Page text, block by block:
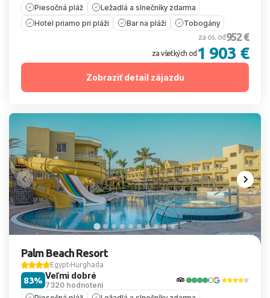
Piesočná pláž
Ležadlá a slnečníky zdarma
Hotel priamo pri pláži
Bar na pláži Tobogány
za os. od 952 €
za všetkých od 1 903 €
Zobraziť detail zájazdu
Palm Beach Resort
Egypt Hurghada
Veľmi dobré
7320 hodnotení
83%